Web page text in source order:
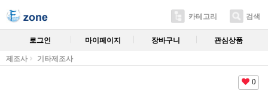
카테고리 검색
로그인 마이페이지 장바구니 관심상품
제조사 기타제조사
0